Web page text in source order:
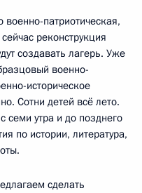
военно-патриотическая,
реконструкция
создавать лагерь. Уже
военно-
историческое
Сотни детей всё лето.
семи утра и до позднего
по истории, литература,
сделать